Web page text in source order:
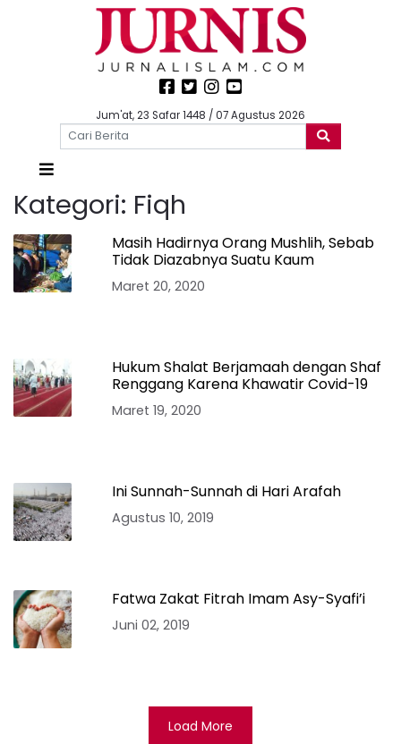
Jum'at, 23 Safar 1448 / 07 Agustus 2026
Kategori: Fiqh
Masih Hadirnya Orang Mushlih, Sebab
Tidak Diazabnya Suatu Kaum
Maret 20, 2020
Hukum Shalat Berjamaah dengan Shaf
Renggang Karena Khawatir Covid-19
Maret 19, 2020
Ini Sunnah-Sunnah di Hari Arafah
Agustus 10, 2019
Fatwa Zakat Fitrah Imam Asy-Syafi’i
Juni 02, 2019
Load More